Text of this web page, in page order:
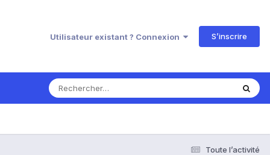
Utilisateur existant ? Connexion S’inscrire
Toute l’activité